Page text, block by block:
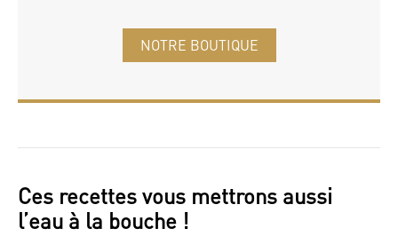
NOTRE BOUTIQUE
Ces recettes vous mettrons aussi
l’eau à la bouche !